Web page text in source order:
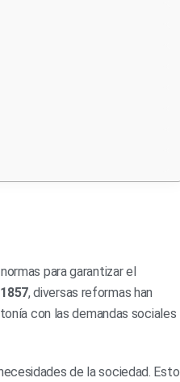
para garantizar el
, diversas reformas han
con las demandas sociales
de la sociedad. Esto